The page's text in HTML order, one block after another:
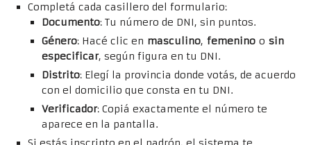
Completá cada casillero del formulario:
Documento: Tu número de DNI, sin puntos.
Género: Hacé clic en masculino, femenino o sin
especificar, según figura en tu DNI.
Distrito: Elegí la provincia donde votás, de acuerdo
con el domicilio que consta en tu DNI.
Verificador: Copiá exactamente el número te
aparece en la pantalla.